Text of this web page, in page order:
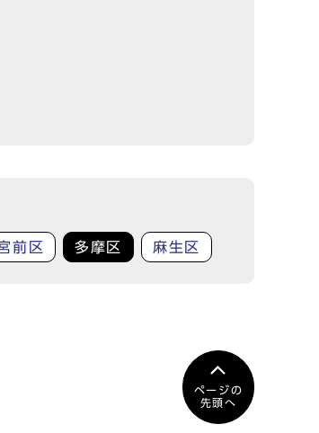
前区 多摩区 麻生区
ページの
先頭へ